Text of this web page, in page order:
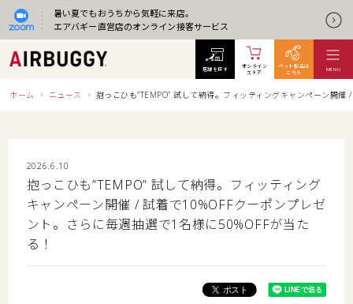
暑い夏でもおうちから気軽に来店。
エアバギー直営店のオンライン接客サービス
ホーム ニュース 抱っこひも”TEMPO” 試して納得。フィッティングキャンペーン開
2026.6.10
抱っこひも”TEMPO” 試して納得。フィッティング
キャンペーン開催 / 試着で10%OFFクーポンプレゼ
ント。さらに毎週抽選で1名様に50%OFFが当た
る！
店舗を探す
オンライン
ストア
ペット製品は
こちら
MENU